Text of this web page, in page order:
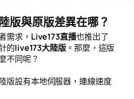
版與原版差異在哪？
需求， Live173直播也推出了
的live173大陸版。那麼，這版
不同呢？
版設有本地伺服器，連線速度